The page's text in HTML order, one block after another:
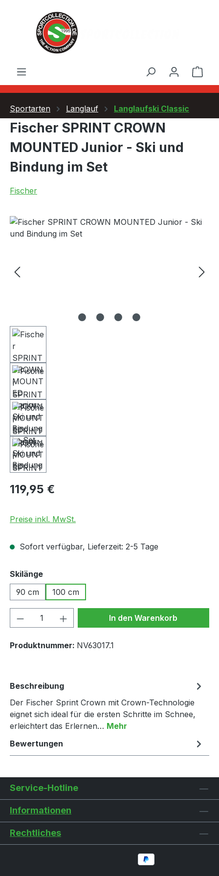
Zum Hauptinhalt springen
Sportarten Langlauf Langlaufski Classic
Fischer SPRINT CROWN
MOUNTED Junior - Ski und
Bindung im Set
Fischer
Bildergalerie überspringen
Regulärer Preis:
119,95 €
Preise inkl. MwSt.
Sofort verfügbar, Lieferzeit: 2-5 Tage
Skilängeauswählen
90 cm
100 cm
Produkt Anzahl: Gib denIn den Warenkorb
Produktnummer: NV63017.1
Beschreibung
Der Fischer Sprint Crown mit Crown-Technologie
eignet sich ideal für die ersten Schritte im Schnee,
erleichtert das Erlernen… Mehr
Bewertungen
Service-Hotline
Informationen
Rechtliches